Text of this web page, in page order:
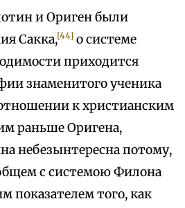
и Ориген были
Сакка,[44] о системе
приходится
знаменитого ученика
к христианским
раньше Оригена,
небезынтересна потому,
с системою Филона
показателем того, как